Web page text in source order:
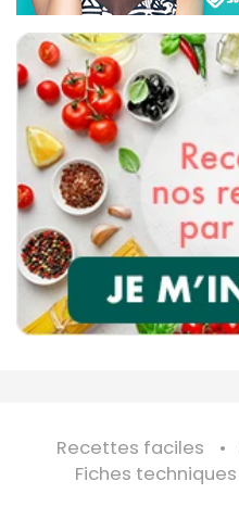
Recettes faciles
Fiches techniques